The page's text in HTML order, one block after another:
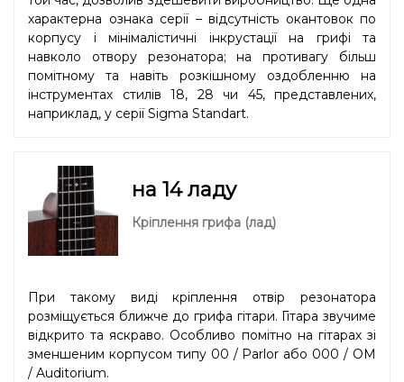
характерна ознака серії – відсутність окантовок по
корпусу і мінімалістичні інкрустації на грифі та
навколо отвору резонатора; на противагу більш
помітному та навіть розкішному оздобленню на
інструментах стилів 18, 28 чи 45, представлених,
наприклад, у серії Sigma Standart.
на 14 ладу
Кріплення грифа (лад)
При такому виді кріплення отвір резонатора
розміщується ближче до грифа гітари. Гітара звучиме
відкрито та яскраво. Особливо помітно на гітарах зі
зменшеним корпусом типу 00 / Parlor або 000 / OM
/ Auditorium.